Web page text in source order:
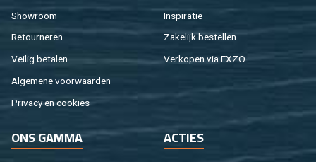
Show­room
Re­tour­ne­ren
Vei­lig be­ta­len
Al­ge­me­ne voor­waar­den
Pri­va­cy en coo­kies
In­spi­ra­tie
Za­ke­lijk be­stel­len
Ver­ko­pen via EXZO
ONS GAMMA AC­TIES